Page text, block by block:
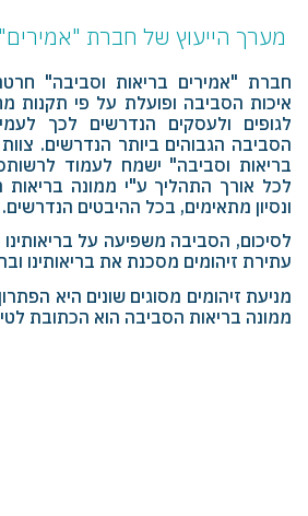
מערך הייעוץ של חברת "אמירים"
חברת "אמירים בריאות וסביבה"
איכות הסביבה ופועלת על פי תקנות
לגופים ולעסקים הנדרשים לכך
הסביבה הגבוהים ביותר הנדרשים.
בריאות וסביבה" ישמח לעמוד
לכל אורך התהליך ע"י ממונה
ונסיון מתאימים, בכל ההיבטים הנדרשים.
לסיכום, הסביבה משפיעה על
עתירת זיהומים מסכנת את בריאותינו
מניעת זיהומים מסוגים שונים היא
ממונה בריאות הסביבה הוא הכתובת